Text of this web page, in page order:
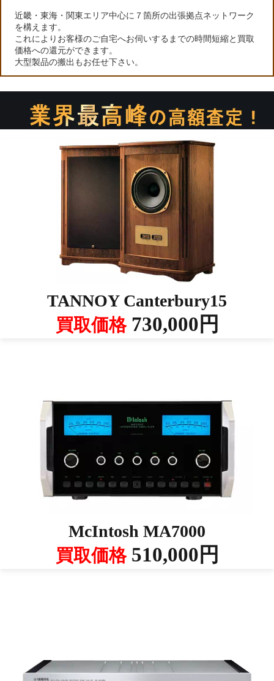
近畿・東海・関東エリア中心に７箇所の出張拠点ネットワーク
を構えます。
これによりお客様のご自宅へお伺いするまでの時間短縮と買取
価格への還元ができます。
大型製品の搬出もお任せ下さい。
TANNOY Canterbury15
買取価格730,000円
McIntosh MA7000
買取価格510,000円